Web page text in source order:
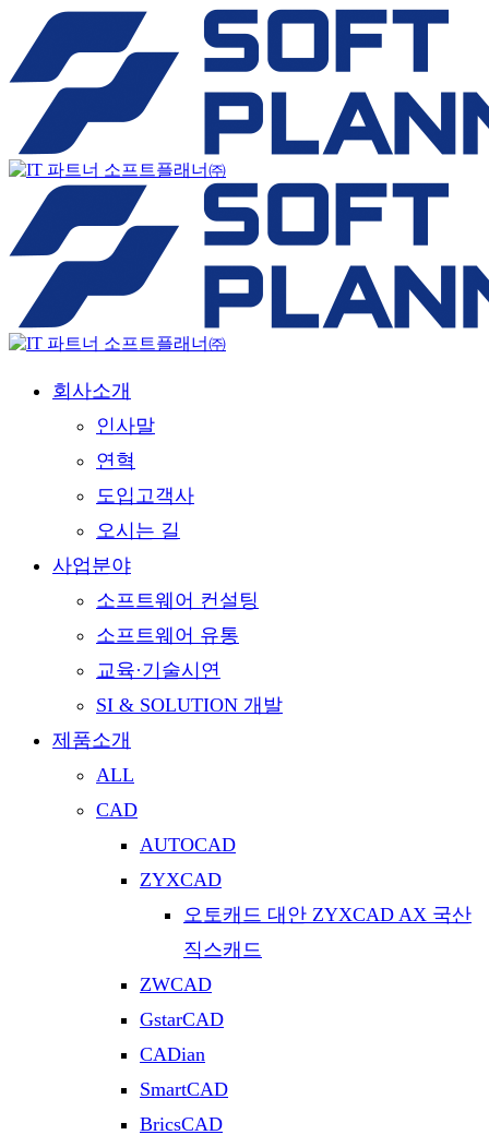
회사소개
인사말
연혁
도입고객사
오시는 길
사업분야
소프트웨어 컨설팅
소프트웨어 유통
교육·기술시연
SI & SOLUTION 개발
제품소개
ALL
CAD
AUTOCAD
ZYXCAD
오토캐드 대안 ZYXCAD AX 국산
직스캐드
ZWCAD
GstarCAD
CADian
SmartCAD
BricsCAD